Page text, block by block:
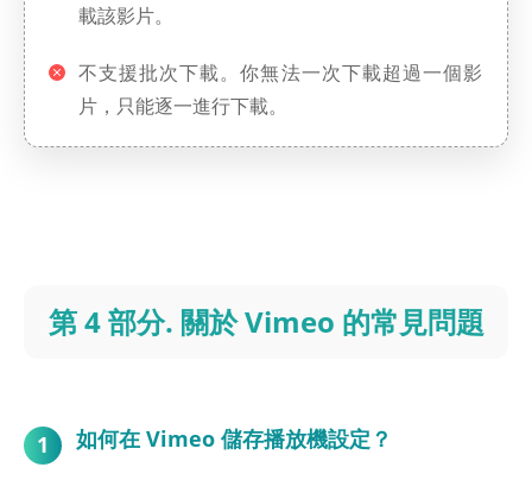
載該影片。
不支援批次下載。你無法一次下載超過一個影
片，只能逐一進行下載。
第 4 部分. 關於 Vimeo 的常見問題
1 如何在 Vimeo 儲存播放機設定？